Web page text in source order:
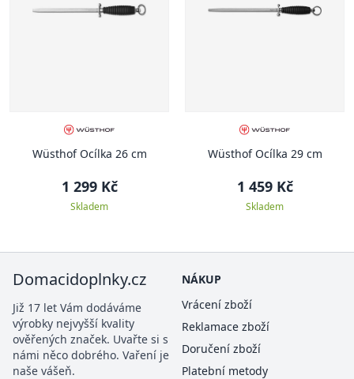
Wüsthof Ocílka 26 cm
1 299 Kč
Skladem
Wüsthof Ocílka 29 cm
1 459 Kč
Skladem
Domacidoplnky.cz
Již 17 let Vám dodáváme
výrobky nejvyšší kvality
ověřených značek. Uvařte si s
námi něco dobrého. Vaření je
naše vášeň.
NÁKUP
Vrácení zboží
Reklamace zboží
Doručení zboží
Platební metody